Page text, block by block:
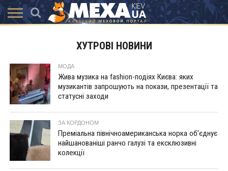
ХУТРОВІ НОВИНИ
МОДА
Жива музика на fashion-подіях Києва: яких
музикантів запрошують на покази, презентації та
статусні заходи
ЗА КОРДОНОМ
Преміальна північноамериканська норка об’єднує
найшанованіші ранчо галузі та ексклюзивні
колекції